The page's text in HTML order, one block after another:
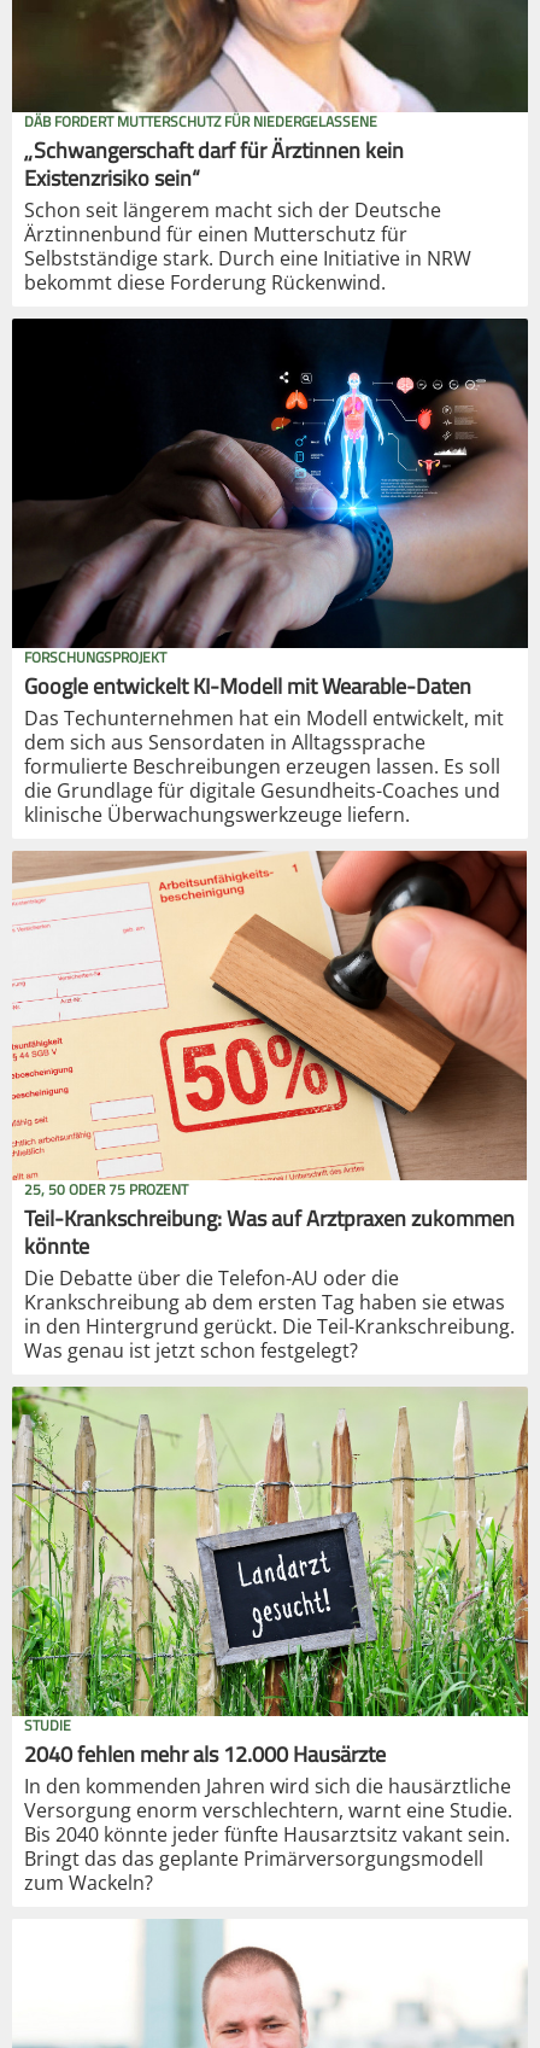
DÄB FORDERT MUTTERSCHUTZ FÜR NIEDERGELASSENE
„Schwangerschaft darf für Ärztinnen kein
Existenzrisiko sein“
Schon seit längerem macht sich der Deutsche
Ärztinnenbund für einen Mutterschutz für
Selbstständige stark. Durch eine Initiative in NRW
bekommt diese Forderung Rückenwind.
FORSCHUNGSPROJEKT
Google entwickelt KI-Modell mit Wearable-Daten
Das Techunternehmen hat ein Modell entwickelt, mit
dem sich aus Sensordaten in Alltagssprache
formulierte Beschreibungen erzeugen lassen. Es soll
die Grundlage für digitale Gesundheits-Coaches und
klinische Überwachungswerkzeuge liefern.
25, 50 ODER 75 PROZENT
Teil-Krankschreibung: Was auf Arztpraxen zukommen
könnte
Die Debatte über die Telefon-AU oder die
Krankschreibung ab dem ersten Tag haben sie etwas
in den Hintergrund gerückt. Die Teil-Krankschreibung.
Was genau ist jetzt schon festgelegt?
STUDIE
2040 fehlen mehr als 12.000 Hausärzte
In den kommenden Jahren wird sich die hausärztliche
Versorgung enorm verschlechtern, warnt eine Studie.
Bis 2040 könnte jeder fünfte Hausarztsitz vakant sein.
Bringt das das geplante Primärversorgungsmodell
zum Wackeln?